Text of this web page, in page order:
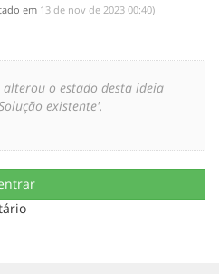
em ‎13 de nov de 2023 00:40)
o estado desta ideia
existente'.